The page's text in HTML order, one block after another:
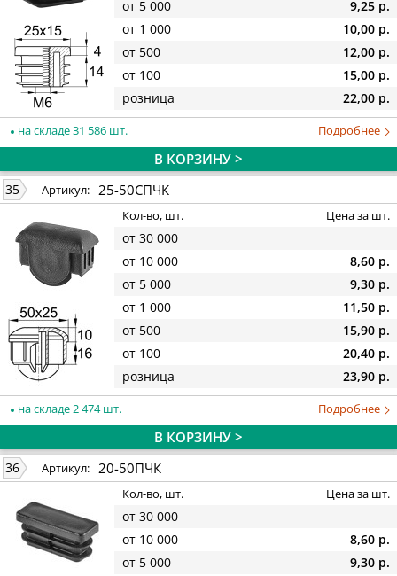
от 5 000
9,25 р.
от 1 000
10,00 р.
от 500
12,00 р.
от 100
15,00 р.
розница
22,00 р.
на складе 31 586 шт. Подробнее
В КОРЗИНУ >
35 Артикул: 25-50СПЧК
Кол-во, шт. Цена за шт.
от 30 000
от 10 000
8,60 р.
от 5 000
9,30 р.
от 1 000
11,50 р.
от 500
15,90 р.
от 100
20,40 р.
розница
23,90 р.
на складе 2 474 шт. Подробнее
В КОРЗИНУ >
36 Артикул: 20-50ПЧК
Кол-во, шт. Цена за шт.
от 30 000
от 10 000
8,60 р.
от 5 000
9,30 р.